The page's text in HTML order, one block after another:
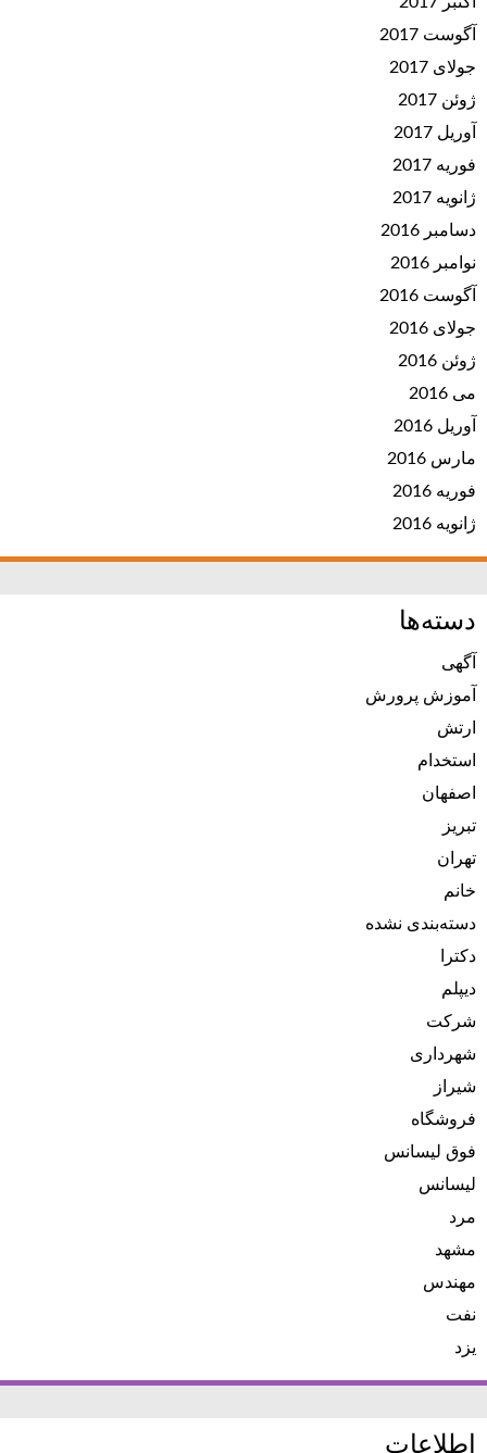
آگوست 2017
جولای 2017
ژوئن 2017
آوریل 2017
فوریه 2017
ژانویه 2017
دسامبر 2016
نوامبر 2016
آگوست 2016
جولای 2016
ژوئن 2016
می 2016
آوریل 2016
مارس 2016
فوریه 2016
ژانویه 2016
دسته‌ها
آگهی
آموزش پرورش
ارتش
استخدام
اصفهان
تبریز
تهران
خانم
دسته‌بندی نشده
دکترا
دیپلم
شرکت
شهرداری
شیراز
فروشگاه
فوق لیسانس
لیسانس
مرد
مشهد
مهندس
نفت
یزد
اطلاعات